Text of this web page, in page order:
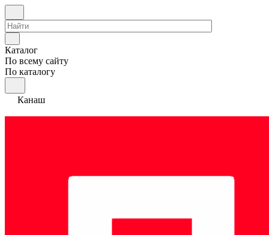
Каталог
По всему сайту
По каталогу
Канаш